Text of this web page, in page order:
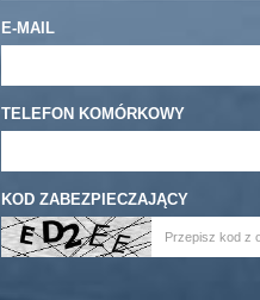
E-MAIL
TELEFON KOMÓRKOWY
KOD ZABEZPIECZAJĄCY